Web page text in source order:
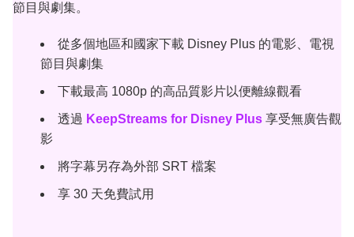
節目與劇集。
從多個地區和國家下載 Disney Plus 的電影、電視
節目與劇集
下載最高 1080p 的高品質影片以便離線觀看
透過 KeepStreams for Disney Plus 享受無廣告觀
影
將字幕另存為外部 SRT 檔案
享 30 天免費試用